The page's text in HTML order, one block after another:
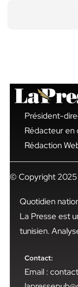
Président-
Rédacteur en
Rédaction
© Copyright 2025
Quotidien
La Presse est
tunisien.
Contact:
Email :